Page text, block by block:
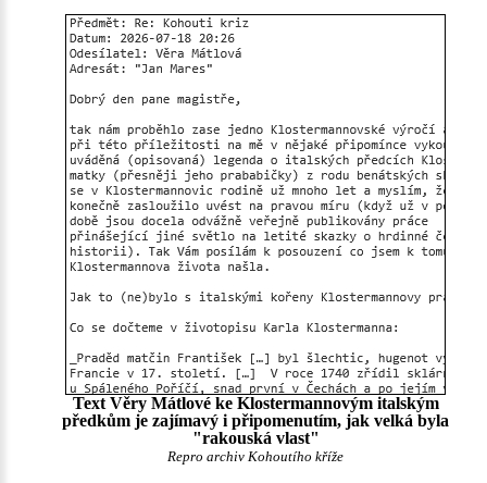
Text Věry Mátlové ke Klostermannovým italským
předkům je zajímavý i připomenutím, jak velká byla
"rakouská vlast"
Repro archiv Kohoutího kříže